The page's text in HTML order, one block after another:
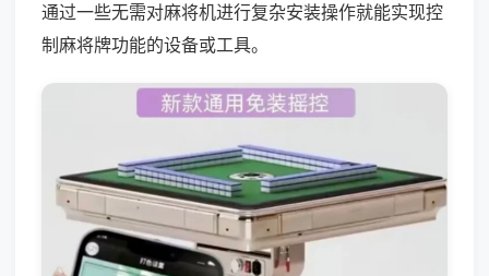
通过一些无需对麻将机进行复杂安装操作就能实现控
制麻将牌功能的设备或工具。